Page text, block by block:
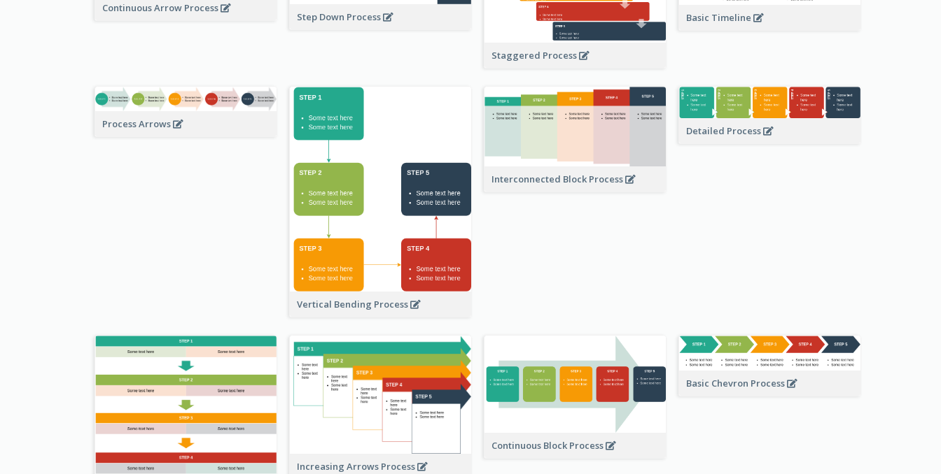
Continuous Arrow Process
Step Down Process
Staggered Process
Basic Timeline
Process Arrows
Vertical Bending Process
Interconnected Block Process
Detailed Process
Increasing Arrows Process
Continuous Block Process
Basic Chevron Process